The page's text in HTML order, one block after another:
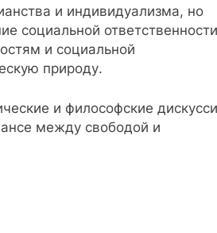
и индивидуализма, но
социальной
и социальной
природу.
и философские
между свободой и